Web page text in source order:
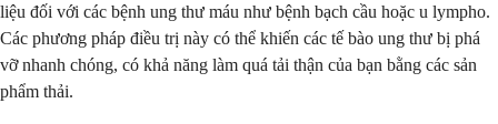
liệu đối với các bệnh ung thư máu như bệnh bạch cầu hoặc u lympho.
Các phương pháp điều trị này có thể khiến các tế bào ung thư bị phá
vỡ nhanh chóng, có khả năng làm quá tải thận của bạn bằng các sản
phẩm thải.